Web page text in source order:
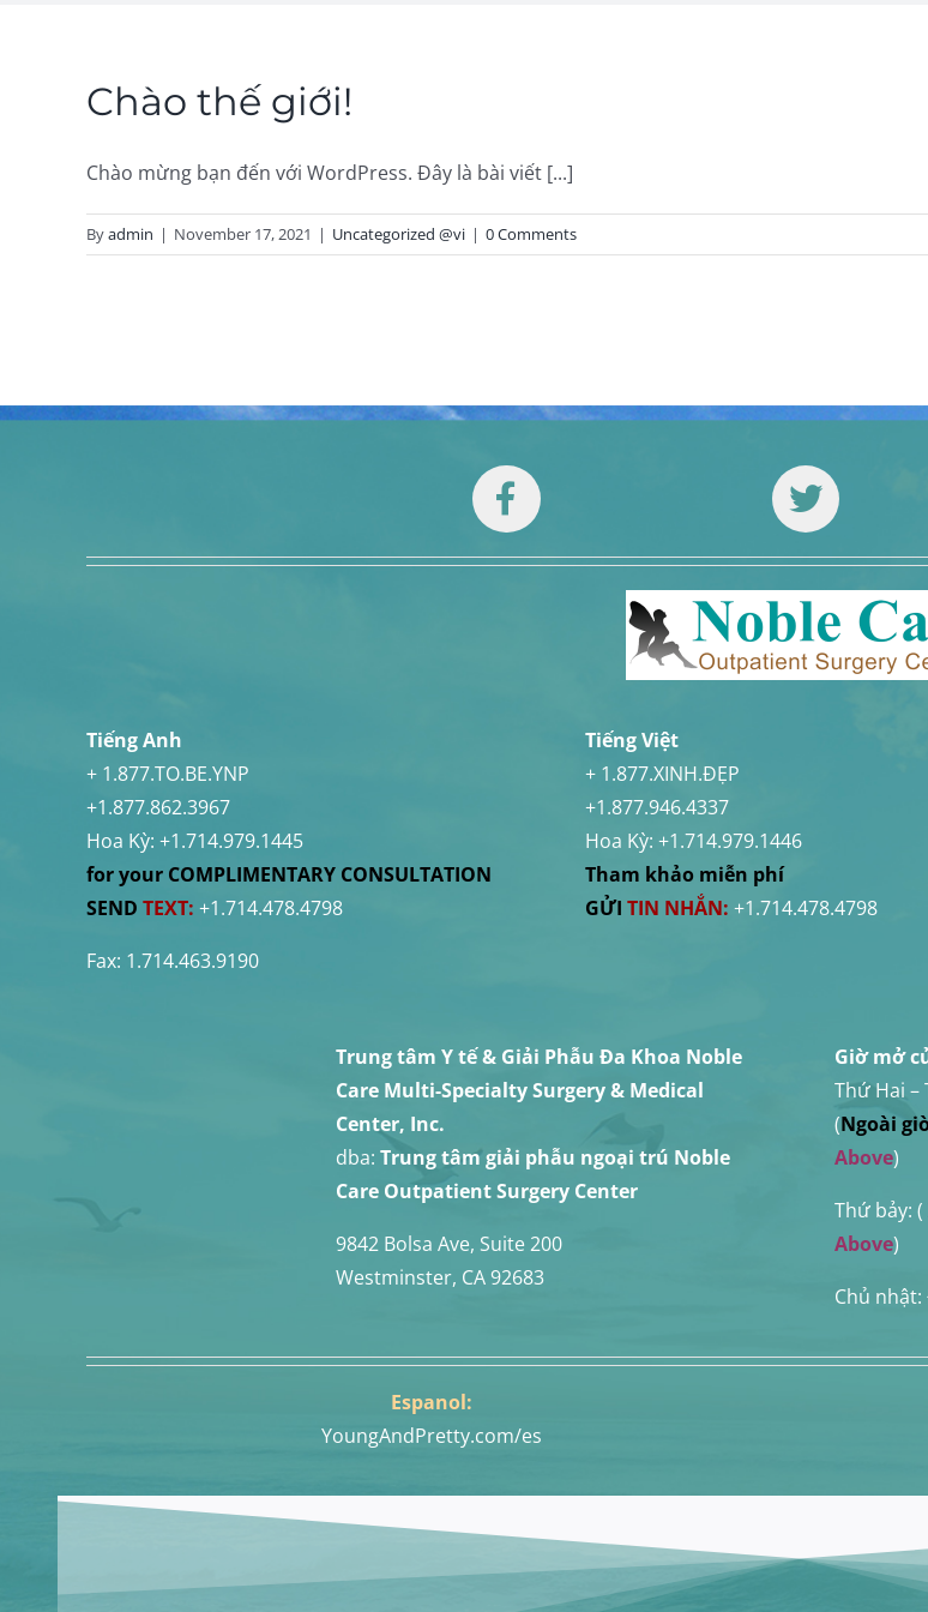
Chào thế giới!
Chào mừng bạn đến với WordPress. Đây là bài viết [...]
Byadmin | November 17, 2021 | Uncategorized @vi | 0 Comments
Tiếng Anh
+ 1.877.TO.BE.YNP
+1.877.862.3967
Hoa Kỳ: +1.714.979.1445
for your COMPLIMENTARY CONSULTATION
SEND TEXT: +1.714.478.4798
Fax: 1.714.463.9190
Tiếng Việt
+ 1.877.XINH.ĐẸP
+1.877.946.4337
Hoa Kỳ: +1.714.979.1446
Tham khảo miễn phí
GỬI TIN NHẮN: +1.714.478.4798
Trung tâm Y tế & Giải Phẫu Đa Khoa Noble
Care Multi-Specialty Surgery & Medical
Center, Inc.
dba: Trung tâm giải phẫu ngoại trú Noble
Care Outpatient Surgery Center
9842 Bolsa Ave, Suite 200
Westminster, CA 92683
Giờ mở
Thứ Hai –
(Ngoài
Above)
Thứ bảy: (
Above)
Chủ
Espanol:
YoungAndPretty.com/es